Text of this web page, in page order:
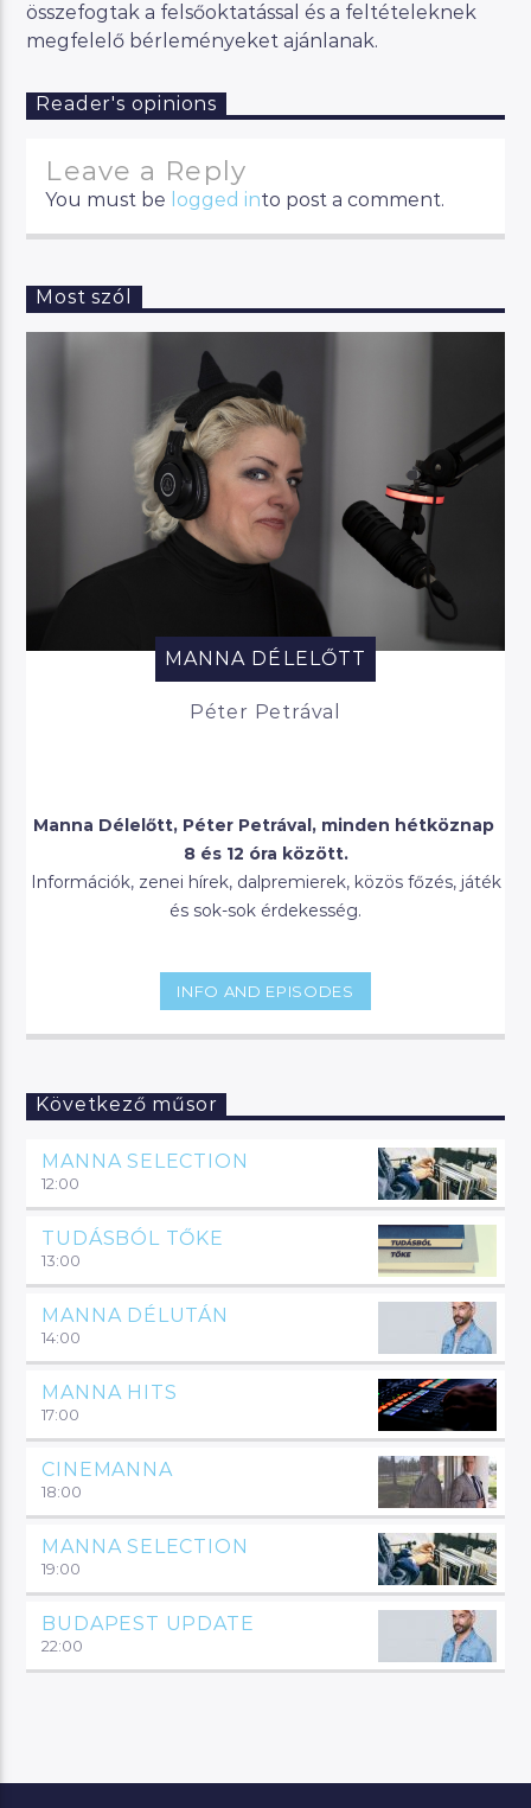
összefogtak a felsőoktatással és a feltételeknek
megfelelő bérleményeket ajánlanak.
Reader's opinions
Leave a Reply
You must be logged into post a comment.
Most szól
MANNA DÉLELŐTT
Péter Petrával
Manna Délelőtt, Péter Petrával, minden hétköznap
8 és 12 óra között.
Információk, zenei hírek, dalpremierek, közös főzés, játék
és sok-sok érdekesség.
INFO AND EPISODES
Következő műsor
MANNA SELECTION
12:00
TUDÁSBÓL TŐKE
13:00
MANNA DÉLUTÁN
14:00
MANNA HITS
17:00
CINEMANNA
18:00
MANNA SELECTION
19:00
BUDAPEST UPDATE
22:00